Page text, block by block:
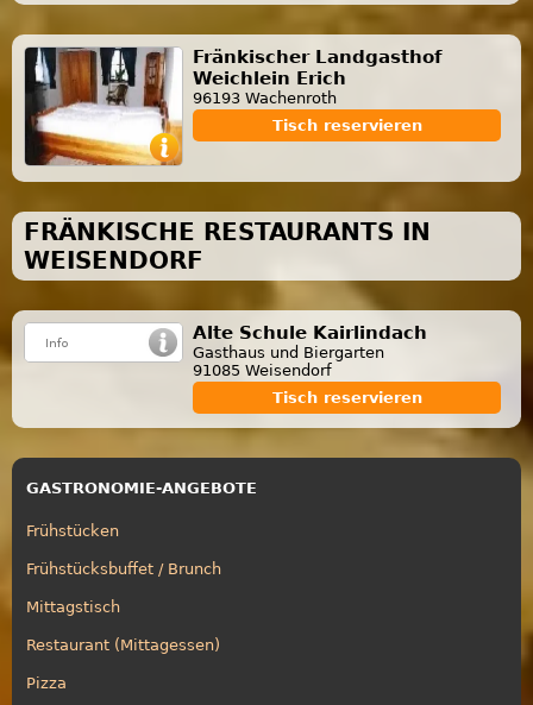
Fränkischer Landgasthof
Weichlein Erich
96193 Wachenroth
Tisch reservieren
FRÄNKISCHE RESTAURANTS IN
WEISENDORF
Alte Schule Kairlindach
Gasthaus und Biergarten
91085 Weisendorf
Tisch reservieren
GASTRONOMIE-ANGEBOTE
Frühstücken
Frühstücksbuffet / Brunch
Mittagstisch
Restaurant (Mittagessen)
Pizza